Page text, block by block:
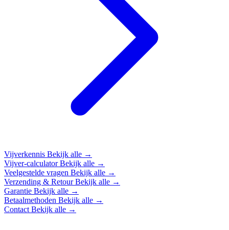
Vijverkennis Bekijk alle →
Vijver-calculatorBekijk alle →
Veelgestelde vragen Bekijk alle →
Verzending & RetourBekijk alle →
Garantie Bekijk alle →
Betaalmethoden Bekijk alle →
Contact Bekijk alle →